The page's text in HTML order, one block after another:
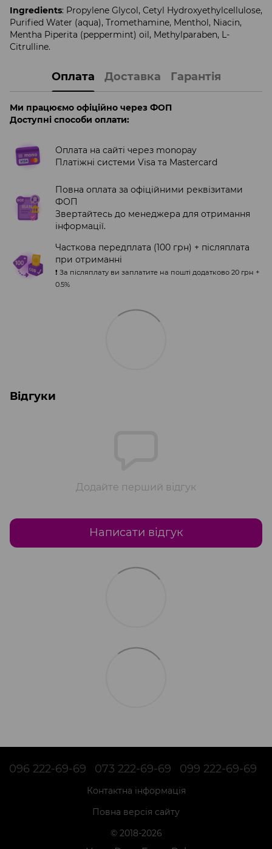
Ingredients: Propylene Glycol, Cetyl Hydroxyethylcellulose,
Purified Water (aqua), Tromethamine, Menthol, Niacin,
Mentha Piperita (peppermint) oil, Methylparaben, L-
Citrulline.
Оплата Доставка Гарантія
Ми працюємо офіційно через ФОП
Доступні способи оплати:
Оплата на сайті через monopay
Платіжні системи Visa та Mastercard
Повна оплата за офіційними реквізитами
ФОП
Звертайтесь до менеджера для отримання
інформації.
Часткова передплата (100 грн) + післяплата
при отриманні
❗️ За післяплату ви заплатите на пошті додатково 20 грн +
0.5%
Відгуки
Додайте перший відгук
Написати відгук
096 222-69-69 073 222-69-69 099 222-69-69
Контактна інформація
Повна версія сайту
© 2018-2026